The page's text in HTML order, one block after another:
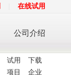
在线试用
公司介绍
试用
下载
项目
企业